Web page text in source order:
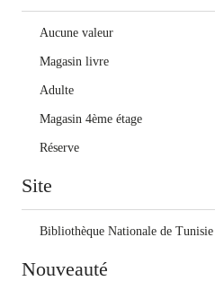
Aucune valeur
Magasin livre
Adulte
Magasin 4ème étage
Réserve
Site
Bibliothèque Nationale de Tunisie
Nouveauté